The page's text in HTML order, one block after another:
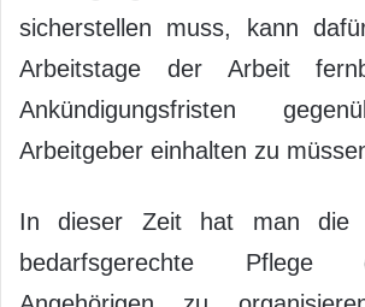
sicherstellen muss, kann
Arbeitstage der Arbeit
Ankündigungsfristen
Arbeitgeber einhalten zu
In dieser Zeit hat man die
bedarfsgerechte